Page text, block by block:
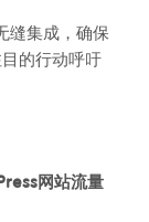
缝集成，确保
的行动呼吁
网站流量